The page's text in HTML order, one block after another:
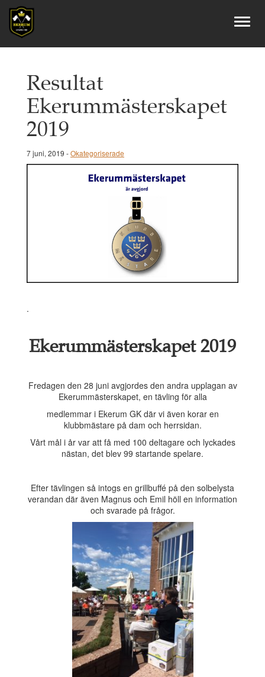
Resultat
Ekerummästerskapet
2019
7 juni, 2019 -Okategoriserade
.
Ekerummästerskapet 2019
Fredagen den 28 juni avgjordes den andra upplagan av
Ekerummästerskapet, en tävling för alla
medlemmar i Ekerum GK där vi även korar en
klubbmästare på dam och herrsidan.
Vårt mål i år var att få med 100 deltagare och lyckades
nästan, det blev 99 startande spelare.
Efter tävlingen så intogs en grillbuffé på den solbelysta
verandan där även Magnus och Emil höll en information
och svarade på frågor.